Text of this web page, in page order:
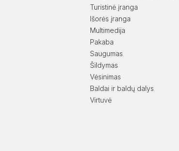
Turistinė įranga
Išorės įranga
Multimedija
Pakaba
Saugumas
Šildymas
Vėsinimas
Baldai ir baldų dalys
Virtuvė